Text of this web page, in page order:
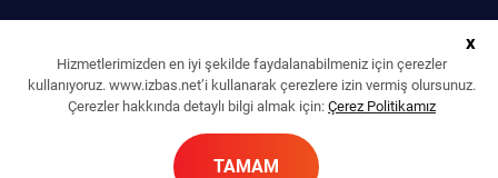
İZBAŞ İZMİR SERBEST BÖLGE KURUCU VE İŞLETİCİ A. Ş. © 2022 | TÜM
HAKLARI SAKLIDIR.
x
Hizmetlerimizden en iyi şekilde faydalanabilmeniz için çerezler
kullanıyoruz. www.izbas.net’i kullanarak çerezlere izin vermiş olursunuz.
Çerezler hakkında detaylı bilgi almak için: Çerez Politikamız
TAMAM